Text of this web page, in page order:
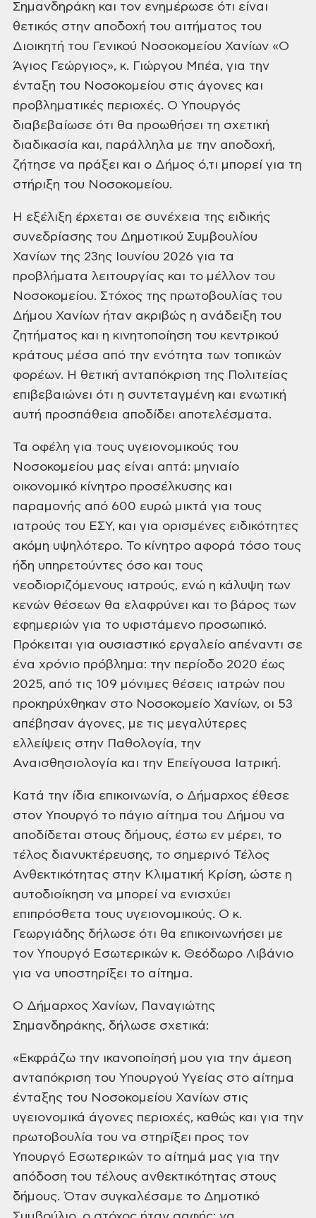
Ʃημανδηράκη και τον ενημέρωσε ότι είναι
θετικός στην αποδοχή του αιτήματος του
Διοικητή του Γενικού Νοσοκομείου Χανίων «Ο
Άγιος Γεώργιος», κ. Γιώργου Μπέα, για την
ένταξη του Νοσοκομείου στις άγονες και
προβληματικές περιοχές. Ο Υπουργός
διαβεβαίωσε ότι θα προωθήσει τη σχετική
διαδικασία και, παράλληλα με την αποδοχή,
ζήτησε να πράξει και ο Δήμος ό,τι μπορεί για τη
στήριξη του Νοσοκομείου.
Η εξέλιξη έρχεται σε συνέχεια της ειδικής
συνεδρίασης του Δημοτικού Ʃυμβουλίου
Χανίων της 23ης Ιουνίου 2026 για τα
προβλήματα λειτουργίας και το μέλλον του
Νοσοκομείου. Ʃτόχος της πρωτοβουλίας του
Δήμου Χανίων ήταν ακριβώς η ανάδειξη του
ζητήματος και η κινητοποίηση του κεντρικού
κράτους μέσα από την ενότητα των τοπικών
φορέων. Η θετική ανταπόκριση της Πολιτείας
επιβεβαιώνει ότι η συντεταγμένη και ενωτική
αυτή προσπάθεια αποδίδει αποτελέσματα.
Τα οφέλη για τους υγειονομικούς του
Νοσοκομείου μας είναι απτά: μηνιαίο
οικονομικό κίνητρο προσέλκυσης και
παραμονής από 600 ευρώ μικτά για τους
ιατρούς του ΕƩΥ, και για ορισμένες ειδικότητες
ακόμη υψηλότερο. Το κίνητρο αφορά τόσο τους
ήδη υπηρετούντες όσο και τους
νεοδιοριζόμενους ιατρούς, ενώ η κάλυψη των
κενών θέσεων θα ελαφρύνει και το βάρος των
εφημεριών για το υφιστάμενο προσωπικό.
Πρόκειται για ουσιαστικό εργαλείο απέναντι σε
ένα χρόνιο πρόβλημα: την περίοδο 2020 έως
2025, από τις 109 μόνιμες θέσεις ιατρών που
προκηρύχθηκαν στο Νοσοκομείο Χανίων, οι 53
απέβησαν άγονες, με τις μεγαλύτερες
ελλείψεις στην Παθολογία, την
Αναισθησιολογία και την Επείγουσα Ιατρική.
Κατά την ίδια επικοινωνία, ο Δήμαρχος έθεσε
στον Υπουργό το πάγιο αίτημα του Δήμου να
αποδίδεται στους δήμους, έστω εν μέρει, το
τέλος διανυκτέρευσης, το σημερινό Τέλος
Ανθεκτικότητας στην Κλιματική Κρίση, ώστε η
αυτοδιοίκηση να μπορεί να ενισχύει
επιπρόσθετα τους υγειονομικούς. Ο κ.
Γεωργιάδης δήλωσε ότι θα επικοινωνήσει με
τον Υπουργό Εσωτερικών κ. Θεόδωρο Λιβάνιο
για να υποστηρίξει το αίτημα.
Ο Δήμαρχος Χανίων, Παναγιώτης
Ʃημανδηράκης, δήλωσε σχετικά:
«Εκφράζω την ικανοποίησή μου για την άμεση
ανταπόκριση του Υπουργού Υγείας στο αίτημα
ένταξης του Νοσοκομείου Χανίων στις
υγειονομικά άγονες περιοχές, καθώς και για την
πρωτοβουλία του να στηρίξει προς τον
Υπουργό Εσωτερικών το αίτημά μας για την
απόδοση του τέλους ανθεκτικότητας στους
δήμους. Όταν συγκαλέσαμε το Δημοτικό